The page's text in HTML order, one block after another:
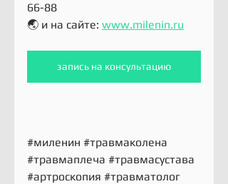
66-88
🌏 и на сайте: www.milenin.ru
запись на консультацию
#миленин #травмаколена
#травмаплеча #травмасустава
#артроскопия #травматолог